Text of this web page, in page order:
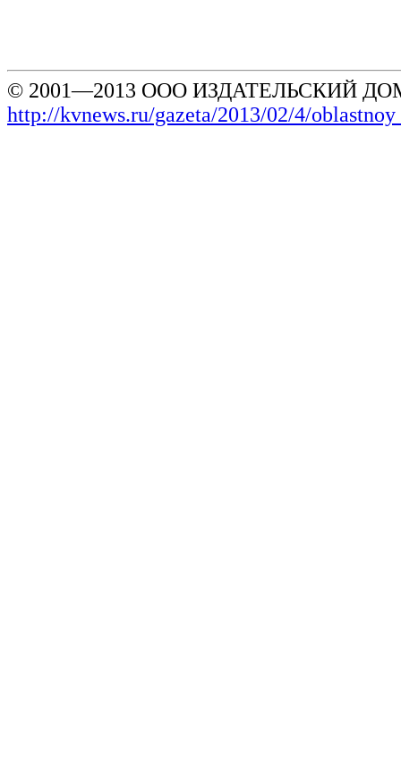
© 2001—2013 ООО ИЗДАТЕЛЬСКИЙ
http://kvnews.ru/gazeta/2013/02/4/